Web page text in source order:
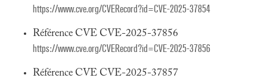
https://www.cve.org/CVERecord?id=CVE-2025-37854
Référence CVE CVE-2025-37856
https://www.cve.org/CVERecord?id=CVE-2025-37856
Référence CVE CVE-2025-37857